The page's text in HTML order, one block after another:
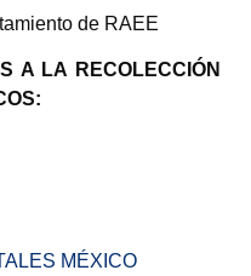
de RAEE
A LA RECOLECCIÓN
MÉXICO